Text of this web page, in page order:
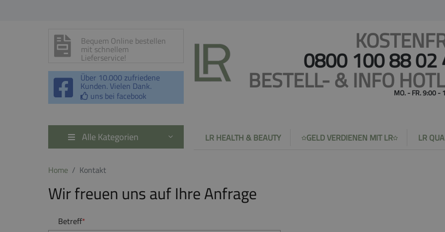
Bequem Online bestellen
mit schnellem
Lieferservice!
Über 10.000 zufriedene
Kunden. Vielen Dank.
uns bei facebook
0800 100 88 02
BESTELL- & INFOMO. - FR. 9:00 -
Alle Kategorien LR HEALTH & BEAUTY GELD VERDIENEN MIT LR LR
Home Kontakt
Wir freuen uns auf Ihre Anfrage
Betreff*